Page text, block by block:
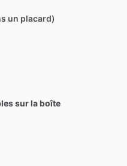
un placard)
sur la boîte